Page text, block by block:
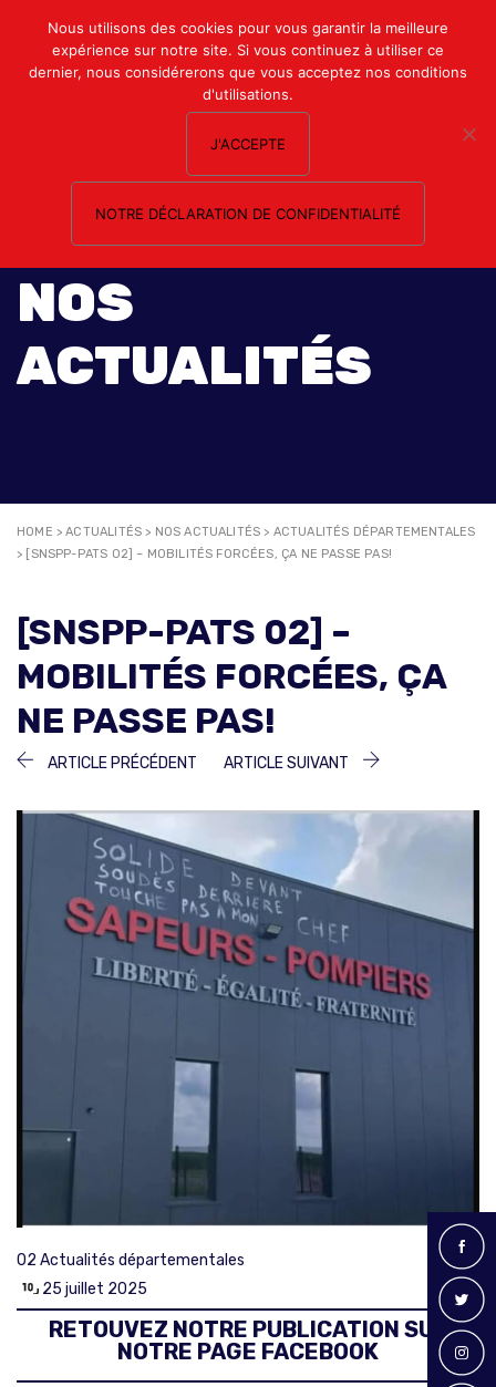
Mon compte
Nous contacter
NOS
ACTUALITÉS
HOME >ACTUALITÉS > NOS ACTUALITÉS > ACTUALITÉS DÉPARTEMENTALES
> [SNSPP-PATS 02] – MOBILITÉS FORCÉES, ÇA NE PASSE PAS!
[SNSPP-PATS 02] –
MOBILITÉS FORCÉES, ÇA
NE PASSE PAS!
NAVIGATION
L’ARTICLE
ARTICLE PRÉCÉDENT ARTICLE
ARTICLE SUIVANT
ARTICLE
02 Actualités départementales
25 juillet 2025
RETOUVEZ NOTRE PUBLICATION SUR
NOTRE PAGE FACEBOOK
Nous utilisons des cookies pour vous garantir la meilleure
expérience sur notre site. Si vous continuez à utiliser ce
dernier, nous considérerons que vous acceptez nos conditions
d'utilisations.
J'ACCEPTE
NOTRE DÉCLARATION DE CONFIDENTIALITÉ